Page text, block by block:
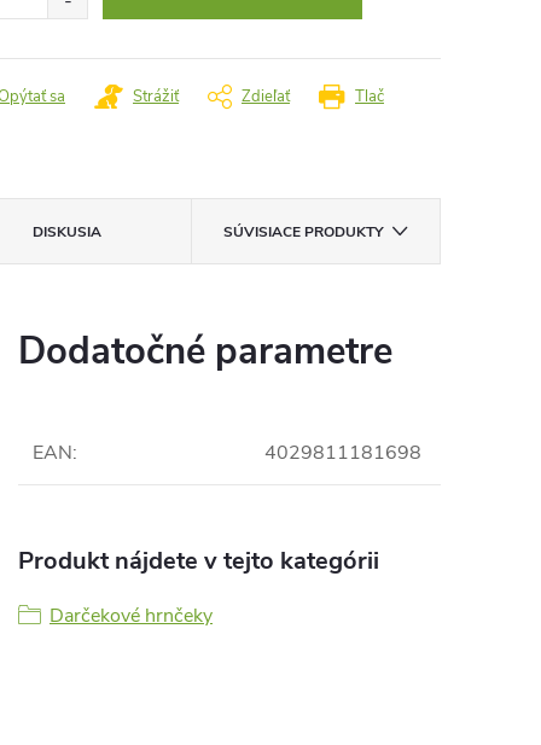
Tlač
sa Strážiť Zdieľať
DISKUSIA SÚVISIACE PRODUKTY
Dodatočné parametre
EAN: 4029811181698
Produkt nájdete v tejto kategórii
Darčekové hrnčeky